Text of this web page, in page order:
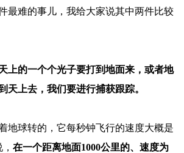
最难的事儿，我给大家说其中两件比较
上的一个个光子要打到地面来，或者地
天上去，我们要进行捕获跟踪。
地球转的，它每秒钟飞行的速度大概是
在一个距离地面1000公里的、速度为